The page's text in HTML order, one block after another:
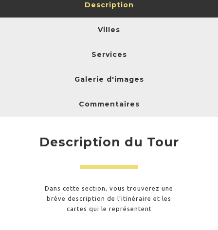
Description
Villes
Services
Galerie d'images
Commentaires
Description du Tour
Dans cette section, vous trouverez une
brève description de l’itinéraire et les
cartes qui le représentent